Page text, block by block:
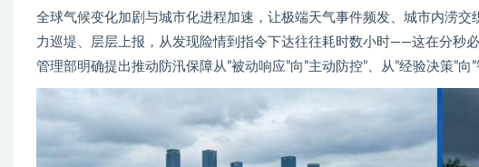
全球气候变化加剧与城市化进程加速，让极端天气事件频发、城市内涝
力巡堤、层层上报，从发现险情到指令下达往往耗时数小时——这在分秒
管理部明确提出推动防汛保障从”被动响应”向”主动防控”、从”经验决策”向